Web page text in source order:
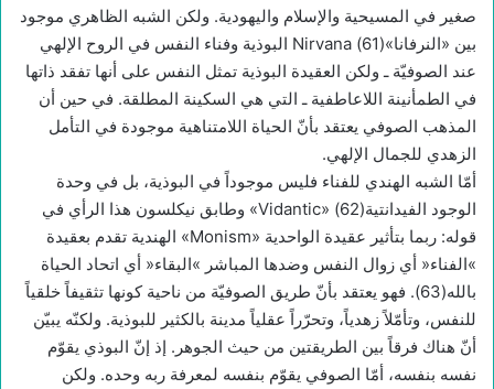
صغير في المسيحية والإسلام واليهودية. ولكن الشبه الظاهري موجود
بين «النرفانا»(61) Nirvana البوذية وفناء النفس في الروح الإلهي
عند الصوفيّة ـ ولكن العقيدة البوذية تمثل النفس على أنها تفقد ذاتها
في الطمأنينة اللاعاطفية ـ التي هي السكينة المطلقة. في حين أن
المذهب الصوفي يعتقد بأنّ الحياة اللامتناهية موجودة في التأمل
الزهدي للجمال الإلهي.
أمّا الشبه الهندي للفناء فليس موجوداً في البوذية، بل في وحدة
الوجود الفيدانتية(62) «Vidantic» وطابق نيكلسون هذا الرأي في
قوله: ربما بتأثير عقيدة الواحدية «Monism» الهندية تقدم بعقيدة
»الفناء« أي زوال النفس وضدها المباشر »البقاء« أي اتحاد الحياة
بالله(63). فهو يعتقد بأنّ طريق الصوفيّة من ناحية كونها تثقيفاً خلقياً
للنفس، وتأمّلاً زهدياً، وتحرّراً عقلياً مدينة بالكثير للبوذية. ولكنّه يبيّن
أنّ هناك فرقاً بين الطريقتين من حيث الجوهر. إذ إنّ البوذي يقوّم
نفسه بنفسه، أمّا الصوفي يقوّم بنفسه لمعرفة ربه وحده. ولكن